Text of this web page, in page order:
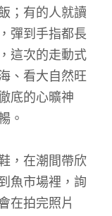
；有的人就讀
彈到手指都長
這次的走動式
、看大自然旺
底的心曠神
。
，在潮間帶欣
魚市場裡，詢
在拍完照片